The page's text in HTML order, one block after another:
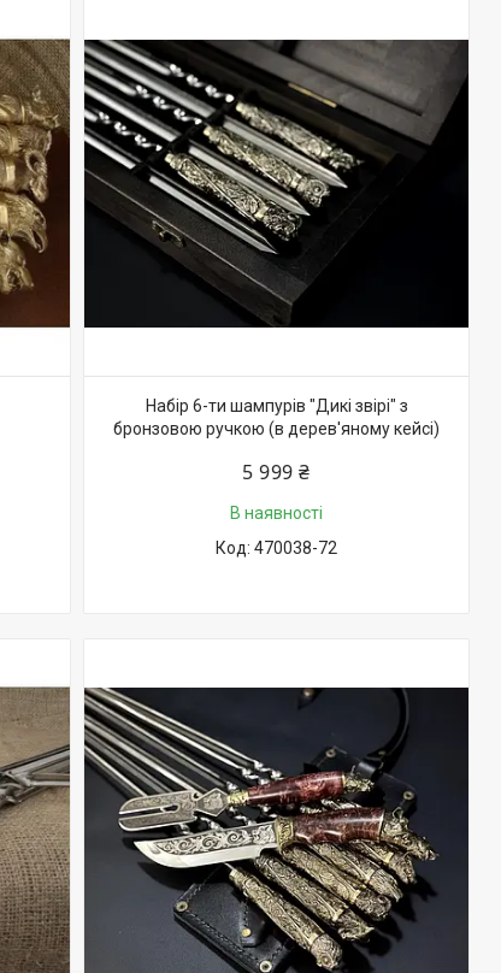
Набір 6-ти шампурів "Дикі звірі" з
бронзовою ручкою (в дерев'яному кейсі)
5 999 ₴
В наявності
470038-72